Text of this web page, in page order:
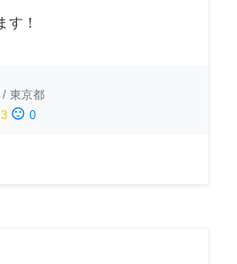
す！
/ 東京都
3 sentiment_dissatisfied 0